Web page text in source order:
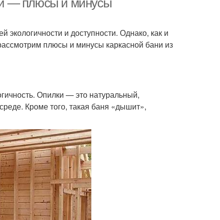
— плюсы и минусы
экологичности и доступности. Однако, как и
плюсы и минусы каркасной бани из
Опилки — это натуральный,
Кроме того, такая баня «дышит»,